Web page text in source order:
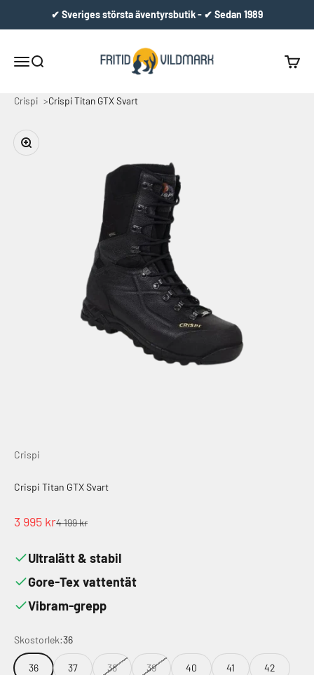
✔ Sveriges största äventyrsbutik - ✔ Sedan 1989
MenySök
Fritid & Vildmark
Crispi Crispi Titan GTX Svart
Zooma
Crispi
Crispi Titan GTX Svart
REA-pris
3 995 krPris
4 199 kr
Ultralätt & stabil
Gore-Tex vattentät
Vibram-grepp
Skostorlek:36
36 37 38 39 40 41 42